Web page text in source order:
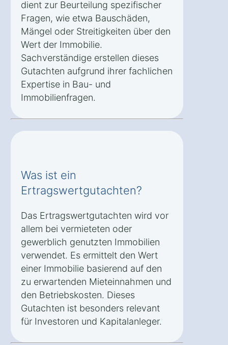
dient zur Beurteilung spezifischer
Fragen, wie etwa Bauschäden,
Mängel oder Streitigkeiten über den
Wert der Immobilie.
Sachverständige erstellen dieses
Gutachten aufgrund ihrer fachlichen
Expertise in Bau- und
Immobilienfragen.
Was ist ein
Ertragswertgutachten?
Das Ertragswertgutachten wird vor
allem bei vermieteten oder
gewerblich genutzten Immobilien
verwendet. Es ermittelt den Wert
einer Immobilie basierend auf den
zu erwartenden Mieteinnahmen und
den Betriebskosten. Dieses
Gutachten ist besonders relevant
für Investoren und Kapitalanleger.